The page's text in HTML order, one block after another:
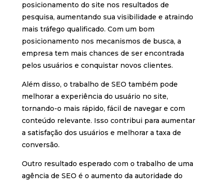
posicionamento do site nos resultados de
pesquisa, aumentando sua visibilidade e atraindo
mais tráfego qualificado. Com um bom
posicionamento nos mecanismos de busca, a
empresa tem mais chances de ser encontrada
pelos usuários e conquistar novos clientes.
Além disso, o trabalho de SEO também pode
melhorar a experiência do usuário no site,
tornando-o mais rápido, fácil de navegar e com
conteúdo relevante. Isso contribui para aumentar
a satisfação dos usuários e melhorar a taxa de
conversão.
Outro resultado esperado com o trabalho de uma
agência de SEO é o aumento da autoridade do